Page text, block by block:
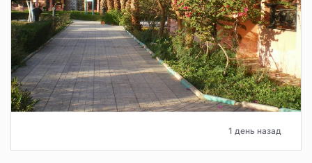
1 день назад